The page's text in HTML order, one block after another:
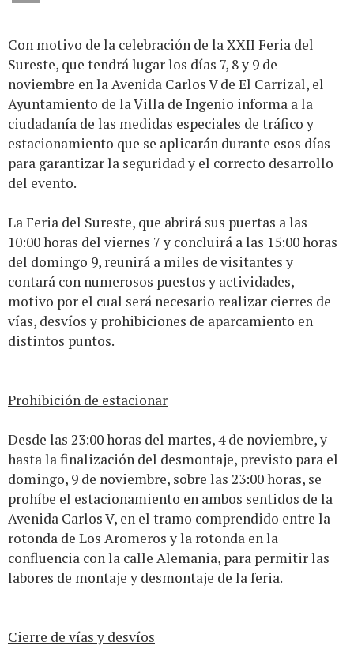
Con motivo de la celebración de la XXII Feria del
Sureste, que tendrá lugar los días 7, 8 y 9 de
noviembre en la Avenida Carlos V de El Carrizal, el
Ayuntamiento de la Villa de Ingenio informa a la
ciudadanía de las medidas especiales de tráfico y
estacionamiento que se aplicarán durante esos días
para garantizar la seguridad y el correcto desarrollo
del evento.
La Feria del Sureste, que abrirá sus puertas a las
10:00 horas del viernes 7 y concluirá a las 15:00 horas
del domingo 9, reunirá a miles de visitantes y
contará con numerosos puestos y actividades,
motivo por el cual será necesario realizar cierres de
vías, desvíos y prohibiciones de aparcamiento en
distintos puntos.
Prohibición de estacionar
Desde las 23:00 horas del martes, 4 de noviembre, y
hasta la finalización del desmontaje, previsto para el
domingo, 9 de noviembre, sobre las 23:00 horas, se
prohíbe el estacionamiento en ambos sentidos de la
Avenida Carlos V, en el tramo comprendido entre la
rotonda de Los Aromeros y la rotonda en la
confluencia con la calle Alemania, para permitir las
labores de montaje y desmontaje de la feria.
Cierre de vías y desvíos